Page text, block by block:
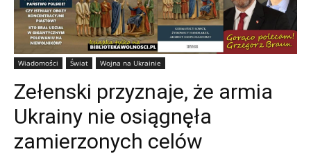
Wiadomości Świat Wojna na Ukrainie
Zełenski przyznaje, że armia
Ukrainy nie osiągnęła
zamierzonych celów